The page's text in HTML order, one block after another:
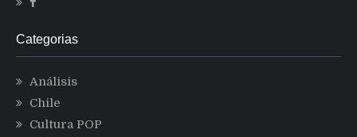
Categorias
Análisis
Chile
Cultura POP